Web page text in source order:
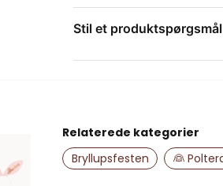
En farverig detalje, der
Stil et produktspørgsmål
name
Navn
Relaterede kategorier
Bryllupsfesten
👰